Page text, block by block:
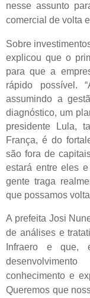
nesse assunto
comercial de volta
Sobre
explicou que o
para que a
rápido possível.
assumindo a
diagnóstico, um
presidente Lula,
França, é do
são fora de
estará entre eles
gente traga
que possamos
A prefeita Josi
de análises e
Infraero e que,
conhecimento e
Queremos que